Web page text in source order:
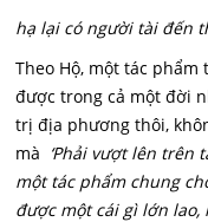
hạ lại có người tài đến
Theo Hộ, một tác
được trong cả một đời
trị địa phương thôi,
mà ‘Phải vượt lên trên
một tác phẩm chung
được một cái gì lớn